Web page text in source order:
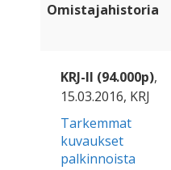
Omistajahistoria
KRJ-II (94.000p),
15.03.2016, KRJ
Tarkemmat
kuvaukset
palkinnoista